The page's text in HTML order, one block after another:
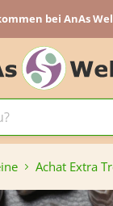
bei AnAs
Achat Extra